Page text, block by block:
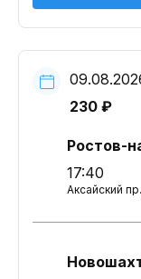
230 ₽
Ростов-
17:40
Аксайский